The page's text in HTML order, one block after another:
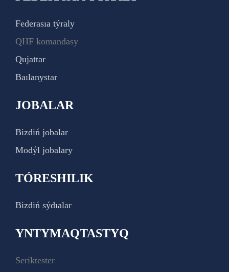
Federasıa týraly
QHF komandasy
Qujattar
Baılanystar
JOBALAR
Bizdiń jobalar
Modýl jobalary
TÓRESHILIK
Bizdiń sýdıalar
YNTYMAQTASTYQ
Seriktester